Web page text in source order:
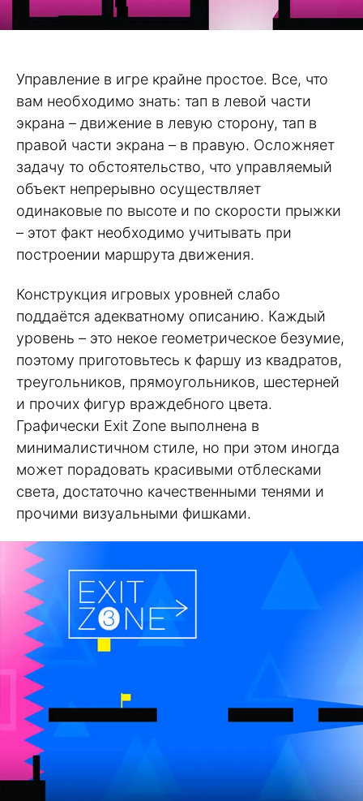
Управление в игре крайне простое. Все, что
вам необходимо знать: тап в левой части
экрана – движение в левую сторону, тап в
правой части экрана – в правую. Осложняет
задачу то обстоятельство, что управляемый
объект непрерывно осуществляет
одинаковые по высоте и по скорости прыжки
– этот факт необходимо учитывать при
построении маршрута движения.
Конструкция игровых уровней слабо
поддаётся адекватному описанию. Каждый
уровень – это некое геометрическое безумие,
поэтому приготовьтесь к фаршу из квадратов,
треугольников, прямоугольников, шестерней
и прочих фигур враждебного цвета.
Графически Exit Zone выполнена в
минималистичном стиле, но при этом иногда
может порадовать красивыми отблесками
света, достаточно качественными тенями и
прочими визуальными фишками.